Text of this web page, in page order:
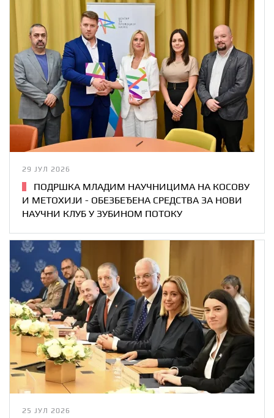
29 ЈУЛ 2026
ПОДРШКА МЛАДИМ НАУЧНИЦИМА НА КОСОВУ
И МЕТОХИЈИ - ОБЕЗБЕЂЕНА СРЕДСТВА ЗА НОВИ
НАУЧНИ КЛУБ У ЗУБИНОМ ПОТОКУ
25 ЈУЛ 2026